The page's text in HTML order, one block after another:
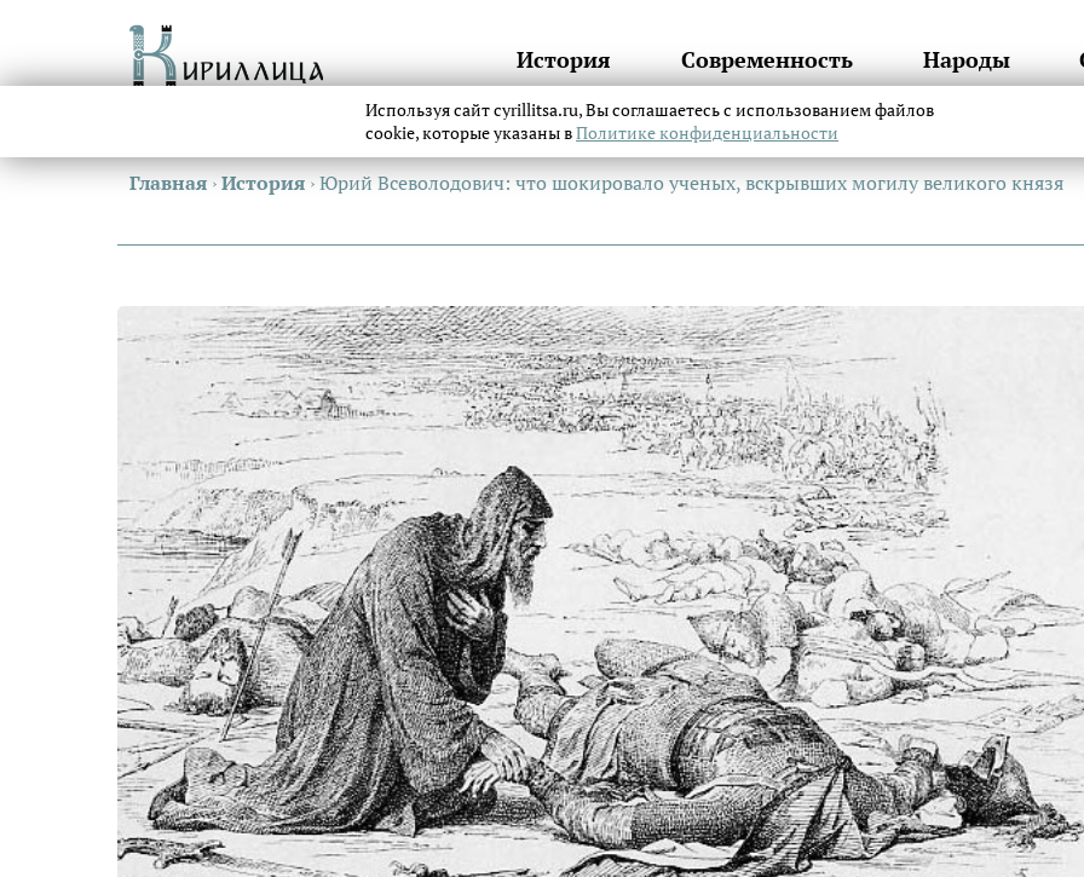
История Современность Народы
Главная ›История ›Юрий Всеволодович: что шокировало ученых, вскрывших могилу великого князя
Используя сайт cyrillitsa.ru, Вы соглашаетесь с использованием файлов
cookie, которые указаны вПолитике конфиденциальности